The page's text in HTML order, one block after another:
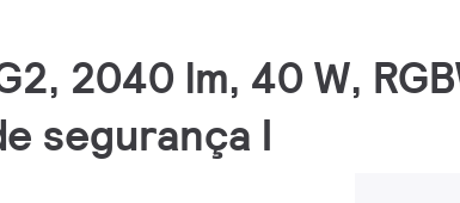
2040 lm, 40 W,
segurança I